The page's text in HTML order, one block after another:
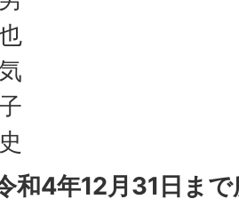
和4年12月31日まで